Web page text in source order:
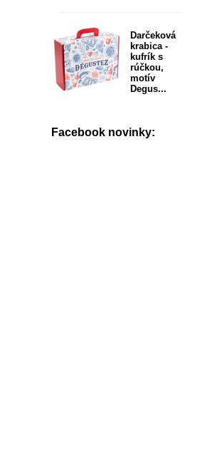
Darčeková
krabica -
kufrík s
rúčkou,
motív
Degus...
Facebook novinky: